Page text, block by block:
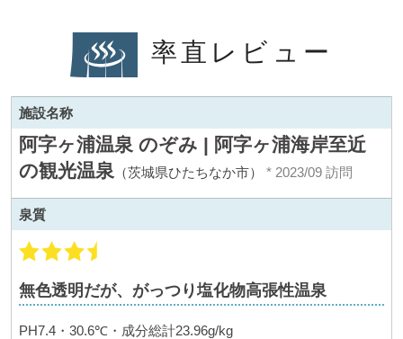
率直レビュー
施設名称
阿字ヶ浦温泉 のぞみ | 阿字ヶ浦海岸至近
の観光温泉 （茨城県ひたちなか市） * 2023/09 訪問
泉質
無色透明だが、がっつり塩化物高張性温泉
PH7.4・30.6℃・成分総計23.96g/kg